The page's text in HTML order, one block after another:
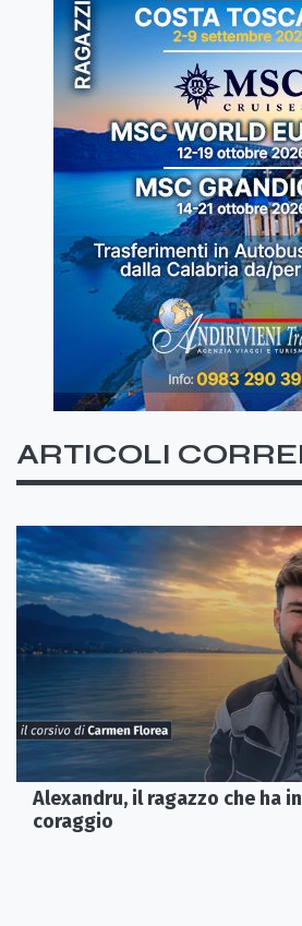
ARTICOLI
Alexandru, il ragazzo che ha
coraggio